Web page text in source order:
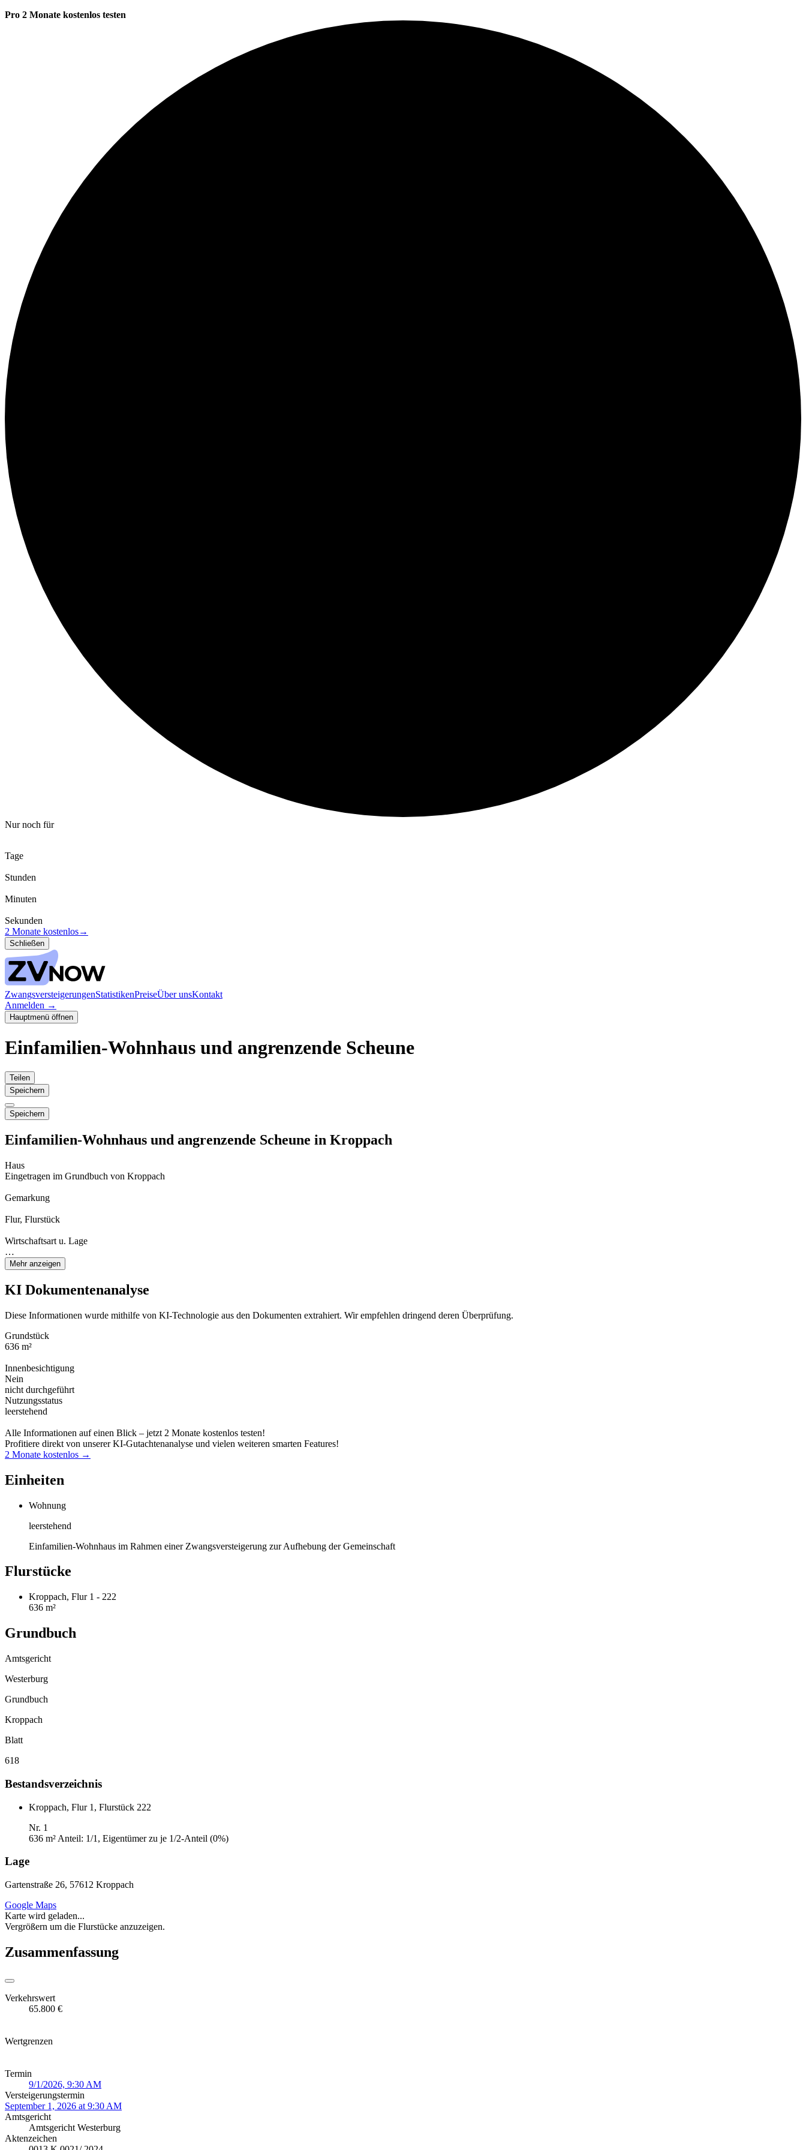
Pro 2 Monate kostenlos testen
Nur noch für
Tage
Stunden
Minuten
Sekunden
2 Monate kostenlos→
Schließen
ZwangsversteigerungenStatistikenPreiseÜber unsKontakt
Anmelden →
Hauptmenü öffnen
Einfamilien-Wohnhaus und angrenzende Scheune
Teilen
Speichern
Speichern
Einfamilien-Wohnhaus und angrenzende Scheune in Kroppach
Haus
Eingetragen im Grundbuch von Kroppach
Gemarkung
Flur, Flurstück
Wirtschaftsart u. Lage
…
Mehr anzeigen
KI Dokumentenanalyse
Diese Informationen wurde mithilfe von KI-Technologie aus den Dokumenten extrahiert. Wir empfehlen dringend deren Überprüfung.
Grundstück
636 m²
Innenbesichtigung
Nein
nicht durchgeführt
Nutzungsstatus
leerstehend
Alle Informationen auf einen Blick – jetzt 2 Monate kostenlos testen!
Profitiere direkt von unserer KI-Gutachtenanalyse und vielen weiteren smarten Features!
2 Monate kostenlos →
Einheiten
Wohnung
leerstehend
Einfamilien-Wohnhaus im Rahmen einer Zwangsversteigerung zur Aufhebung der Gemeinschaft
Flurstücke
Kroppach, Flur 1 - 222
636 m²
Grundbuch
Amtsgericht
Westerburg
Grundbuch
Kroppach
Blatt
618
Bestandsverzeichnis
Kroppach, Flur 1, Flurstück 222
Nr. 1
636 m² Anteil: 1/1, Eigentümer zu je 1/2-Anteil (0%)
Lage
Gartenstraße 26, 57612 Kroppach
Google Maps
Karte wird geladen...
Vergrößern um die Flurstücke anzuzeigen.
Zusammenfassung
Verkehrswert
65.800 €
Wertgrenzen
Termin
9/1/2026, 9:30 AM
Versteigerungstermin
September 1, 2026 at 9:30 AM
Amtsgericht
Amtsgericht Westerburg
Aktenzeichen